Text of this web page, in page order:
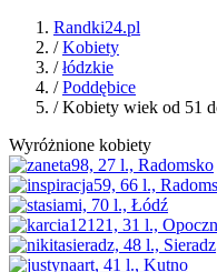
Randki24.pl
/Kobiety
/łódzkie
/Poddębice
/ Kobiety wiek od 51
Wyróżnione kobiety